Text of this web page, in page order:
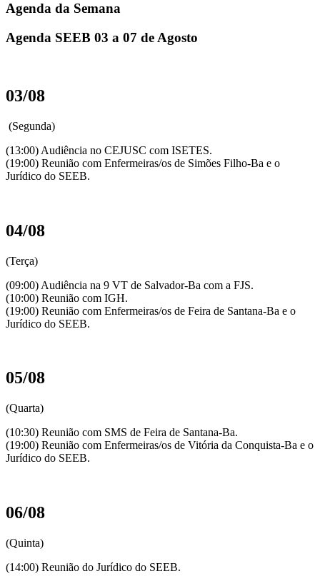
Agenda da Semana
Agenda SEEB 03 a 07 de Agosto
03/08
(Segunda)
(13:00) Audiência no CEJUSC com ISETES.
(19:00) Reunião com Enfermeiras/os de Simões Filho-Ba e o
Jurídico do SEEB.
04/08
(Terça)
(09:00) Audiência na 9 VT de Salvador-Ba com a FJS.
(10:00) Reunião com IGH.
(19:00) Reunião com Enfermeiras/os de Feira de Santana-Ba e o
Jurídico do SEEB.
05/08
(Quarta)
(10:30) Reunião com SMS de Feira de Santana-Ba.
(19:00) Reunião com Enfermeiras/os de Vitória da Conquista-Ba e o
Jurídico do SEEB.
06/08
(Quinta)
(14:00) Reunião do Jurídico do SEEB.